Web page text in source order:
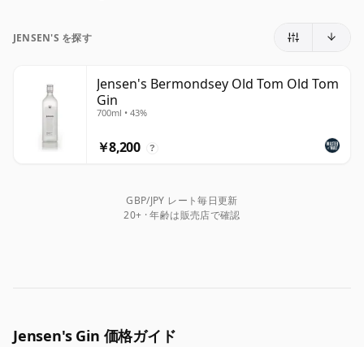
JENSEN'S を探す
Jensen's Bermondsey Old Tom Old Tom
Gin
700ml • 43%
￥8,200 ?
GBP/JPY レート毎日更新
20+ · 年齢は販売店で確認
Jensen's Gin 価格ガイド